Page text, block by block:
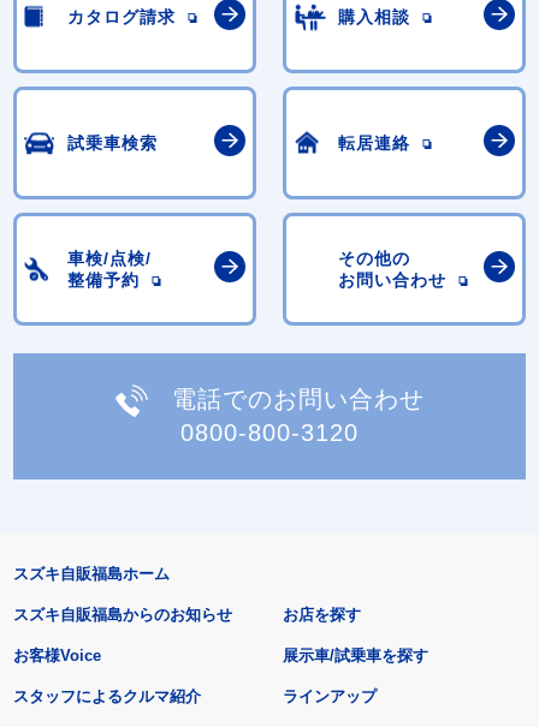
カタログ請求 購入相談
試乗車検索 転居連絡
車検/点検/
整備予約
その他の
お問い合わせ
電話でのお問い合わせ
0800-800-3120
スズキ自販福島ホーム
スズキ自販福島からのお知らせ
お客様Voice
スタッフによるクルマ紹介
お店を探す
展示車/試乗車を探す
ラインアップ